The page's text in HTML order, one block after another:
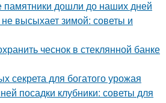
памятники дошли до наших дней
высыхает зимой: советы и
чеснок в стеклянной банке
секрета для богатого урожая
посадки клубники: советы для